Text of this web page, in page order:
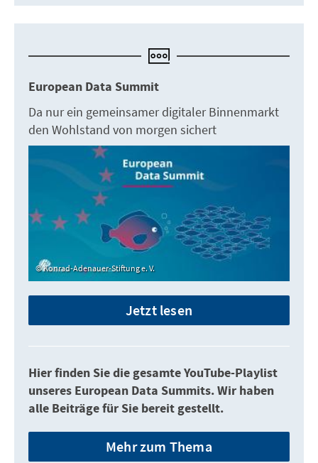
European Data Summit
Da nur ein gemeinsamer digitaler Binnenmarkt
den Wohlstand von morgen sichert
Konrad-Adenauer-Stiftung e. V.
Jetzt lesen
Hier finden Sie die gesamte YouTube-Playlist
unseres European Data Summits. Wir haben
alle Beiträge für Sie bereit gestellt.
Mehr zum Thema